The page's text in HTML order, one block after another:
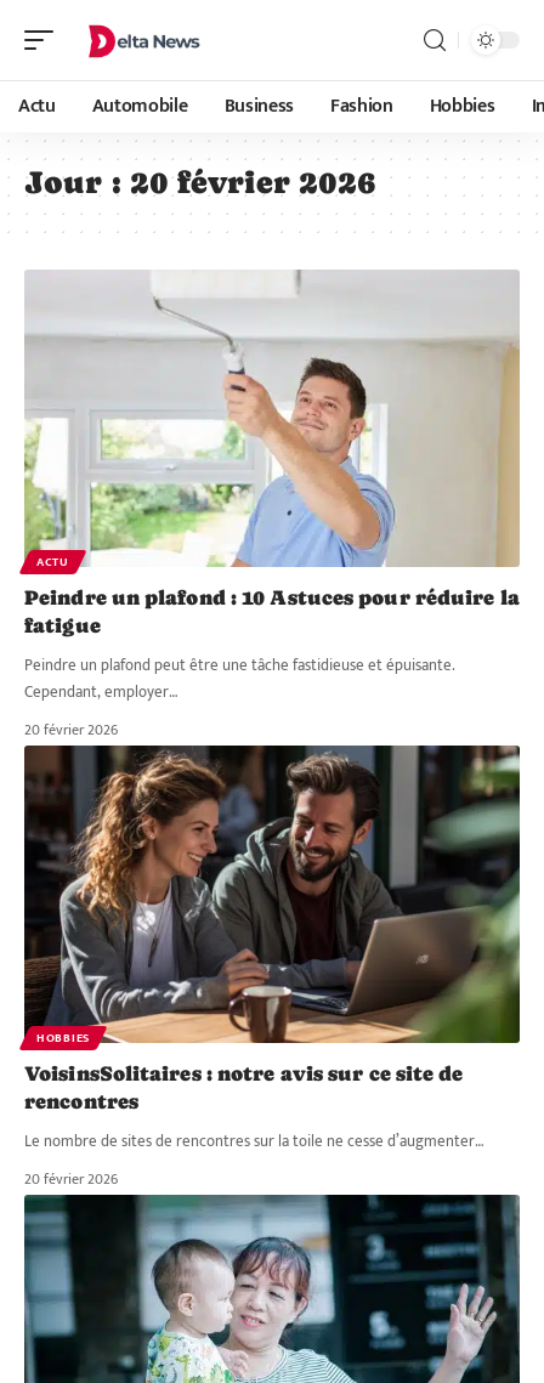
Actu Automobile Business Fashion Hobbies
Jour : 20 février 2026
ACTU
Peindre un plafond : 10 Astuces pour réduire la
fatigue
Peindre un plafond peut être une tâche fastidieuse et épuisante.
Cependant, employer…
20 février 2026
HOBBIES
VoisinsSolitaires : notre avis sur ce site de
rencontres
Le nombre de sites de rencontres sur la toile ne cesse d’augmenter…
20 février 2026